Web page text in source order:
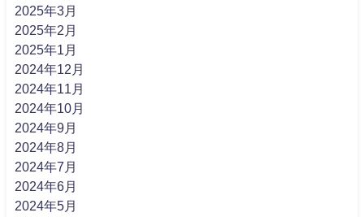
2025年3月
2025年2月
2025年1月
2024年12月
2024年11月
2024年10月
2024年9月
2024年8月
2024年7月
2024年6月
2024年5月